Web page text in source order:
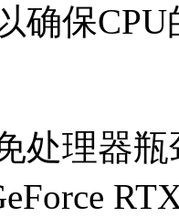
确保
处理器